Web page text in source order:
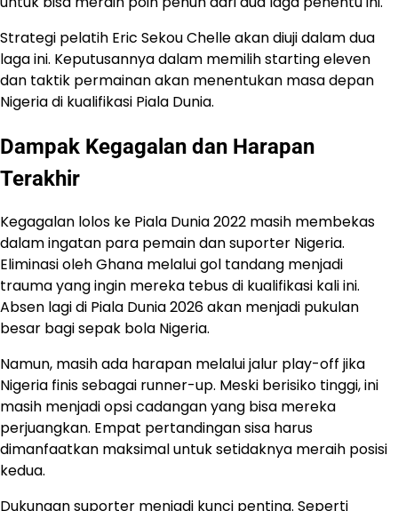
Strategi pelatih Eric Sekou Chelle akan diuji dalam dua
laga ini. Keputusannya dalam memilih starting eleven
dan taktik permainan akan menentukan masa depan
Nigeria di kualifikasi Piala Dunia.
Dampak Kegagalan dan Harapan
Terakhir
Kegagalan lolos ke Piala Dunia 2022 masih membekas
dalam ingatan para pemain dan suporter Nigeria.
Eliminasi oleh Ghana melalui gol tandang menjadi
trauma yang ingin mereka tebus di kualifikasi kali ini.
Absen lagi di Piala Dunia 2026 akan menjadi pukulan
besar bagi sepak bola Nigeria.
Namun, masih ada harapan melalui jalur play-off jika
Nigeria finis sebagai runner-up. Meski berisiko tinggi, ini
masih menjadi opsi cadangan yang bisa mereka
perjuangkan. Empat pertandingan sisa harus
dimanfaatkan maksimal untuk setidaknya meraih posisi
kedua.
Dukungan suporter menjadi kunci penting. Seperti